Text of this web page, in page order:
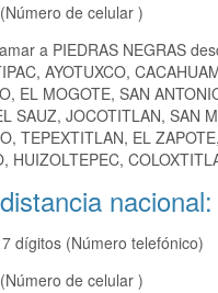
de celular )
a PIEDRAS NEGRAS
AYOTUXCO,
EL MOGOTE, SAN
SAUZ, JOCOTITLAN, SAN
TEPEXTITLAN, EL
HUIZOLTEPEC,
nacional:
dígitos (Número telefónico)
de celular )